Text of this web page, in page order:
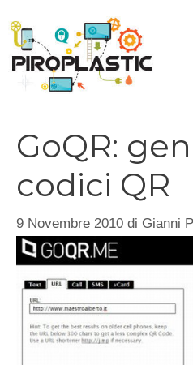
contenuto
GoQR:
codici QR
9 Novembre 2010 di Gianni